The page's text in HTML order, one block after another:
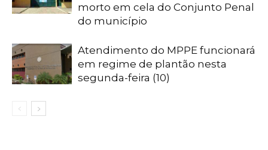
morto em cela do Conjunto Penal
do município
Atendimento do MPPE funcionará
em regime de plantão nesta
segunda-feira (10)